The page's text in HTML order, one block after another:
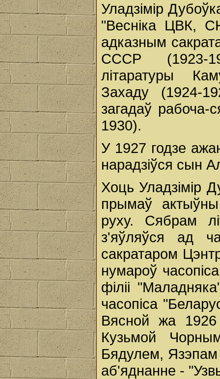
Уладзімір
"Весніка ЦВК,
адказным
СССР (1923-
літаратуры
Захаду (1924-
загадаў
1930).
У 1927 годзе
нарадзіўся сын
Хоць Уладзімір
прымаў
руху. Сябрам
з'яўляўся ад
сакратаром
нумароў
філіі
часопіса
Вясной жа
Кузьмой
Бядулем, Язэпам
аб'яднанне -